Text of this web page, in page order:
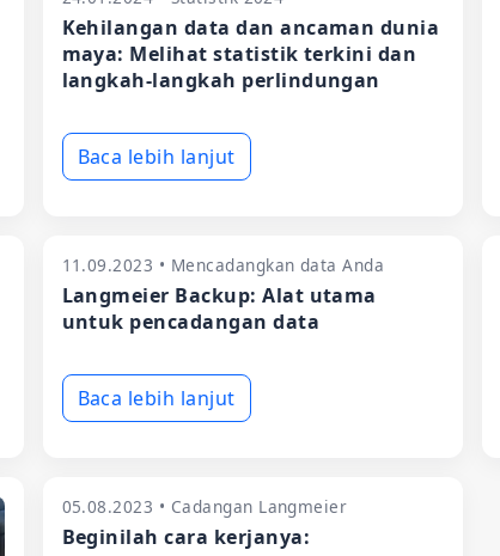
Kehilangan data dan ancaman dunia
maya: Melihat statistik terkini dan
langkah-langkah perlindungan
Baca lebih lanjut
11.09.2023 • Mencadangkan data Anda
Langmeier Backup: Alat utama
untuk pencadangan data
Baca lebih lanjut
05.08.2023 • Cadangan Langmeier
Beginilah cara kerjanya: